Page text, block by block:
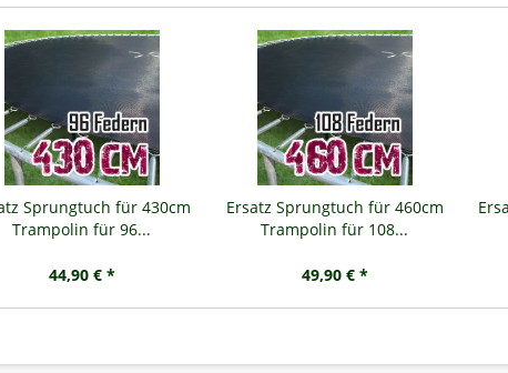
Sprungtuch für 430cm
Trampolin für 96...
44,90 € *
Ersatz Sprungtuch für 460cm
Trampolin für 108...
49,90 € *